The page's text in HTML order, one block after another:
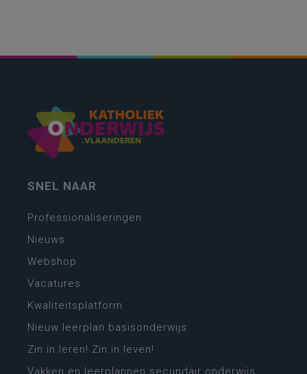
SNEL NAAR
Professionaliseringen
Nieuws
Webshop
Vacatures
Kwaliteitsplatform
Nieuw leerplan basisonderwijs
Zin in leren! Zin in leven!
Vakken en leerplannen secundair onderwijs